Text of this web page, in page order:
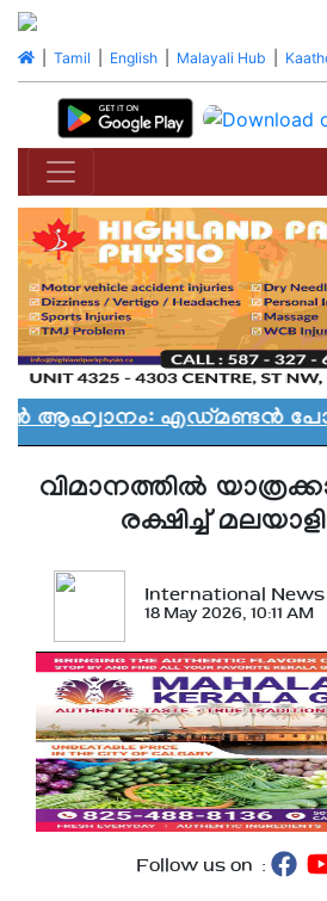
| Tamil English| Malayali Hub
എഡ്മണ്ടൻ
വിമാനത്തില്‍
രക്ഷിച്ച്
International News
18 May 2026, 10:11 AM
Follow us on :